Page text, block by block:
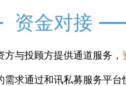
资金对接
与投顾方提供通道服务，
需求通过和讯私募服务平台